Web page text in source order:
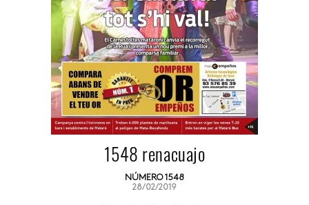
1548 renacuajo
NÚMERO 1548
28/02/2019